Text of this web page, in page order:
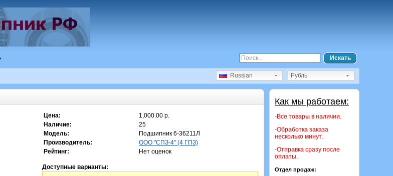
Искать
Рубль
Russian
Как мы работаем:
-Все товары в наличии.
-Обработка заказа
несколько минут.
-Отправка сразу после
оплаты.
Отдел продаж:
Цена:
1,000.00 р.
Наличие:
25
Модель:
Подшипник 6-36211Л
Производитель:
ООО "СПЗ-4" (4 ГПЗ)
Рейтинг:
Нет оценок
Доступные варианты: